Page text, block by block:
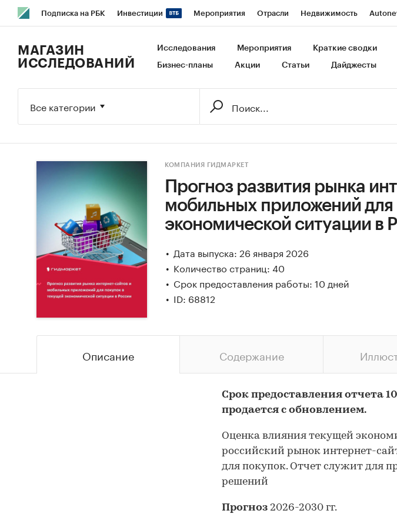
Подписка на РБК Инвестиции Мероприятия Отрасли Недвижимость
Исследования Кредитные рейтинги Франшизы Газета Спецпроекты СПб
МАГАЗИН
ИССЛЕДОВАНИЙ
Исследования Мероприятия Краткие сводки
Бизнес-планы Акции Статьи Дайджесты
Все категории
КОМПАНИЯ ГИДМАРКЕТ
Прогноз развития рынка
мобильных приложений для
экономической ситуации в
Дата выпуска: 26 января 2026
Количество страниц: 40
Срок предоставления работы: 10 дней
ID: 68812
Описание Содержание
Срок предоставления отчета
продается с обновлением.
Оценка влияния текущей
российский рынок интернет-
для покупок. Отчет служит для
решений
Прогноз 2026-2030 гг.